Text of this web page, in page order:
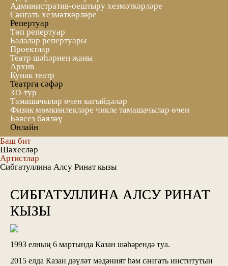
Административ-оештыру хезмәткәрләре
Сәнгать хезмәткәрләре
Репертуар
Төп репертуар
Балалар репертуары
Проектлар
Театр шәһәрнең җаны
Архив
Кунак театр
Театрга сәфәр
3D-тур
Тамашачылар өчен кагыйдәләр
Физик мөмкинлекләре чикле тамашачылар өчен
Бәясез бәяләү
Онлайн
Баш бит
Шәхесләр
Артистлар
Сибгатуллина Алсу Ринат кызы
СИБГАТУЛЛИНА АЛСУ РИНАТ
КЫЗЫ
1993 елның 6 мартында Казан шәһәрендә туа.
2015 елда Казан дәүләт мәдәният һәм сәнгать институтын